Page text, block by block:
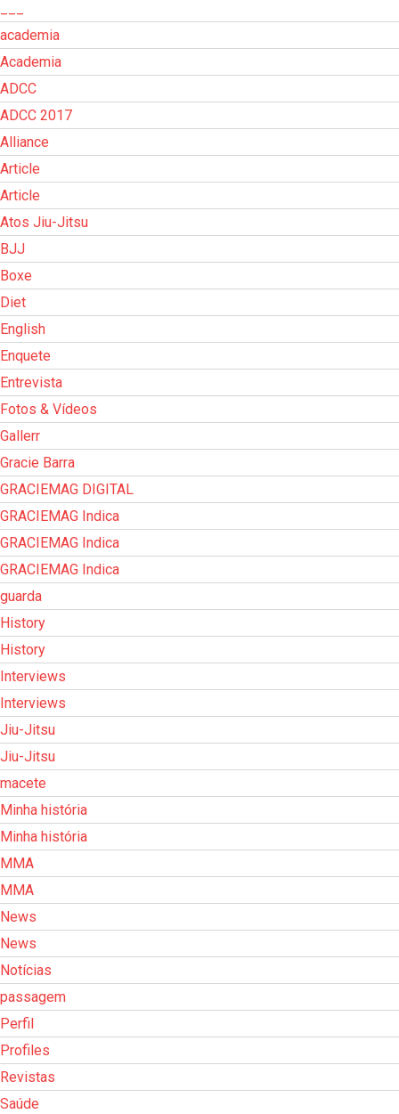
academia
Academia
ADCC
ADCC 2017
Alliance
Article
Article
Atos Jiu-Jitsu
BJJ
Boxe
Diet
English
Enquete
Entrevista
Fotos & Vídeos
Gallerr
Gracie Barra
GRACIEMAG DIGITAL
GRACIEMAG Indica
GRACIEMAG Indica
GRACIEMAG Indica
guarda
History
History
Interviews
Interviews
Jiu-Jitsu
Jiu-Jitsu
macete
Minha história
Minha história
MMA
MMA
News
News
Notícias
passagem
Perfil
Profiles
Revistas
Saúde